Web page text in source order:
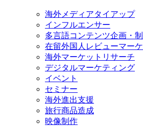
海外メディアタイアップ
インフルエンサー
多言語コンテンツ企画・
在留外国⼈レビューマー
海外マーケットリサーチ
デジタルマーケティング
イベント
セミナー
海外進出支援
旅行商品造成
映像制作